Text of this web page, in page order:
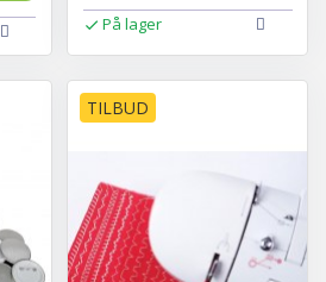
På lager
TILBUD